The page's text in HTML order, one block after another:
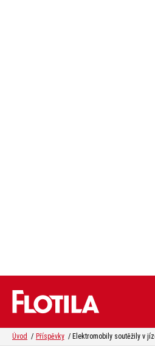
Úvod Příspěvky